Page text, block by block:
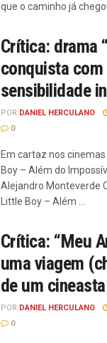
que o caminho já chegou
Crítica: drama
conquista com
sensibilidade
POR DANIEL HERCULANO
0
Em cartaz nos
Boy – Além do
Alejandro Monteverde
Little Boy – Além ...
Crítica: “Meu
uma viagem
de um cineasta
POR DANIEL HERCULANO
0